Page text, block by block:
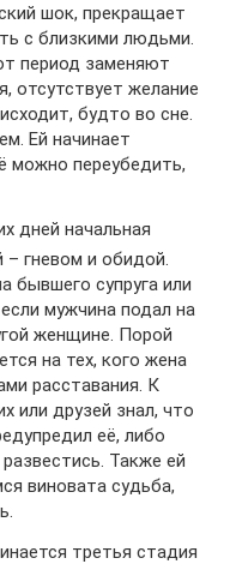
шок, прекращает
с близкими людьми.
период заменяют
отсутствует желание
будто во сне.
Ей начинает
можно переубедить,
дней начальная
– гневом и обидой.
бывшего супруга или
мужчина подал на
женщине. Порой
на тех, кого жена
расставания. К
или друзей знал, что
её, либо
Также ей
виновата судьба,
третья стадия